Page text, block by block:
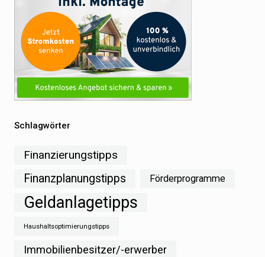
Schlagwörter
Finanzierungstipps
Finanzplanungstipps
Förderprogramme
Geldanlagetipps
Haushaltsoptimierungstipps
Immobilienbesitzer/-erwerber